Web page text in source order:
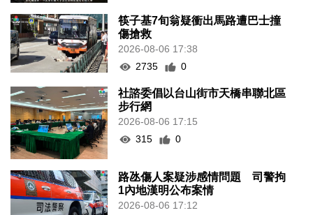
筷子基7旬翁疑衝出馬路遭巴士撞
傷搶救
2026-08-06 17:38
2735
0
社諮委倡以台山街市天橋串聯北區
步行網
2026-08-06 17:15
315
0
路氹傷人案疑涉感情問題 司警拘
1內地漢明公布案情
2026-08-06 17:12